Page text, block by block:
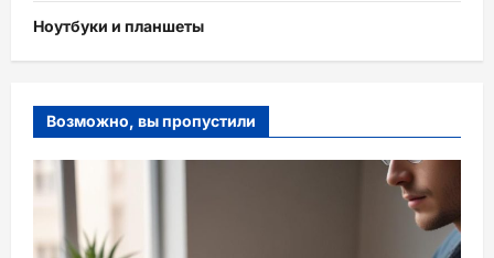
Ноутбуки и планшеты
Возможно, вы пропустили